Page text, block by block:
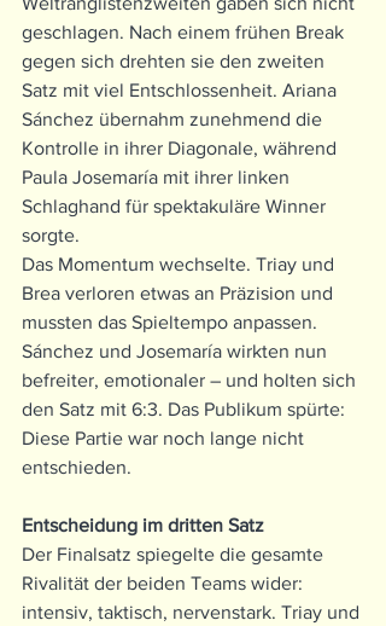
geschlagen. Nach einem frühen Break
gegen sich drehten sie den zweiten
Satz mit viel Entschlossenheit. Ariana
Sánchez übernahm zunehmend die
Kontrolle in ihrer Diagonale, während
Paula Josemaría mit ihrer linken
Schlaghand für spektakuläre Winner
sorgte.
Das Momentum wechselte. Triay und
Brea verloren etwas an Präzision und
mussten das Spieltempo anpassen.
Sánchez und Josemaría wirkten nun
befreiter, emotionaler – und holten sich
den Satz mit 6:3. Das Publikum spürte:
Diese Partie war noch lange nicht
entschieden.
Entscheidung im dritten Satz
Der Finalsatz spiegelte die gesamte
Rivalität der beiden Teams wider:
intensiv, taktisch, nervenstark. Triay und